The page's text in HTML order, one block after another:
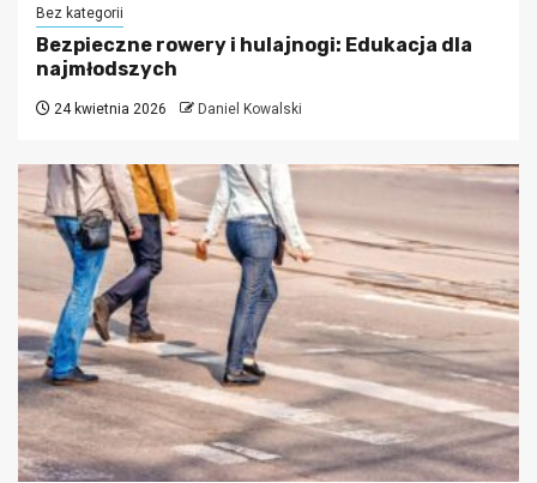
Bez kategorii
Bezpieczne rowery i hulajnogi: Edukacja dla
najmłodszych
24 kwietnia 2026 Daniel Kowalski